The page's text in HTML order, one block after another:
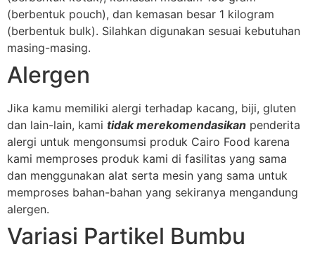
(berbentuk pouch), dan kemasan besar 1 kilogram
(berbentuk bulk). Silahkan digunakan sesuai kebutuhan
masing-masing.
Alergen
Jika kamu memiliki alergi terhadap kacang, biji, gluten
dan lain-lain, kami tidak merekomendasikan penderita
alergi untuk mengonsumsi produk Cairo Food karena
kami memproses produk kami di fasilitas yang sama
dan menggunakan alat serta mesin yang sama untuk
memproses bahan-bahan yang sekiranya mengandung
alergen.
Variasi Partikel Bumbu